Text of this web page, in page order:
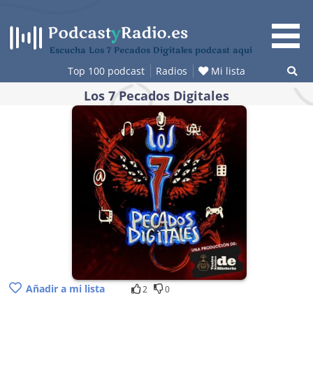
contenido
Escucha Los 7 Pecados Digitales podcast aquí
Top 100 podcast Radios Mi lista
Los 7 Pecados Digitales
Añadir a mi lista 2 0